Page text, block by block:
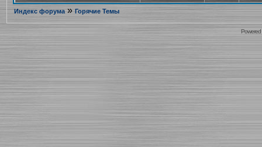
Индекс форума» Горячие Темы